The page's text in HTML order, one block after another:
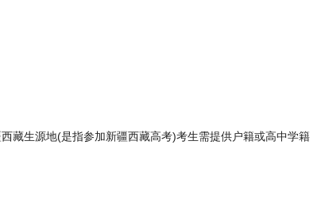
生源地(是指参加新疆西藏高考)考生需提供户籍或高中学籍